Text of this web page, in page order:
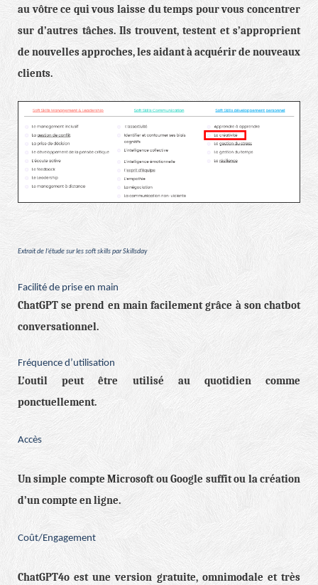
au vôtre ce qui vous laisse du temps pour vous concentrer
sur d’autres tâches. Ils trouvent, testent et s’approprient
de nouvelles approches, les aidant à acquérir de nouveaux
clients.
Extrait de l’étude sur les soft skills par Skillsday
Facilité de prise en main
ChatGPT se prend en main facilement grâce à son chatbot
conversationnel.
Fréquence d’utilisation
L’outil peut être utilisé au quotidien comme
ponctuellement.
Accès
Un simple compte Microsoft ou Google suffit ou la création
d’un compte en ligne.
Coût/Engagement
ChatGPT4o est une version gratuite, omnimodale et très